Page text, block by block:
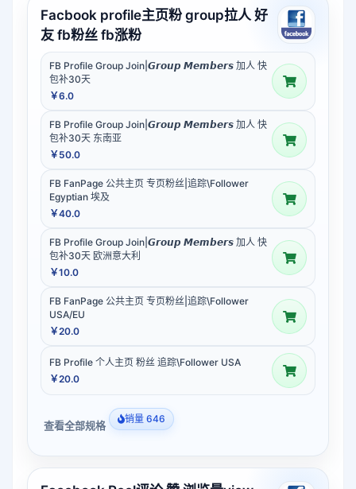
Facbook profile主页粉 group拉人 好
友 fb粉丝 fb涨粉
FB Profile Group Join|𝙂𝙧𝙤𝙪𝙥 𝙈𝙚𝙢𝙗𝙚𝙧𝙨 加人 快
包补30天
￥6.0
FB Profile Group Join|𝙂𝙧𝙤𝙪𝙥 𝙈𝙚𝙢𝙗𝙚𝙧𝙨 加人 快
包补30天 东南亚
￥50.0
FB FanPage 公共主页 专页粉丝|追踪\Follower
Egyptian 埃及
￥40.0
FB Profile Group Join|𝙂𝙧𝙤𝙪𝙥 𝙈𝙚𝙢𝙗𝙚𝙧𝙨 加人 快
包补30天 欧洲意大利
￥10.0
FB FanPage 公共主页 专页粉丝|追踪\Follower
USA/EU
￥20.0
FB Profile 个人主页 粉丝 追踪\Follower USA
￥20.0
查看全部规格 销量 646